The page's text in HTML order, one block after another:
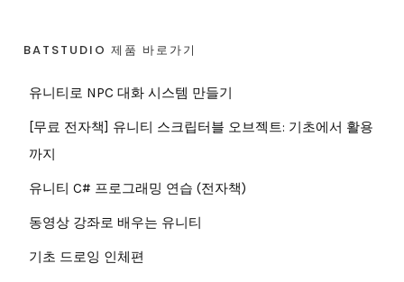
BATSTUDIO 제품 바로가기
유니티로 NPC 대화 시스템 만들기
[무료 전자책] 유니티 스크립터블 오브젝트: 기초에서 활용
까지
유니티 C# 프로그래밍 연습 (전자책)
동영상 강좌로 배우는 유니티
기초 드로잉 인체편